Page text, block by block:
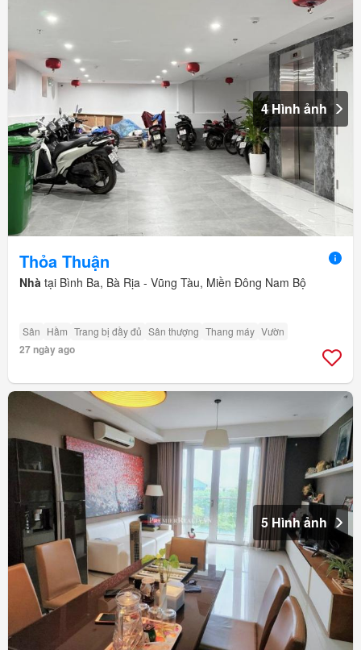
4 Hình ảnh
Thỏa Thuận
Nhà tại Bình Ba, Bà Rịa - Vũng Tàu, Miền Đông Nam Bộ
Sân Hầm Trang bị đầy đủ Sân thượng Thang máy Vườn
27 ngày ago
5 Hình ảnh